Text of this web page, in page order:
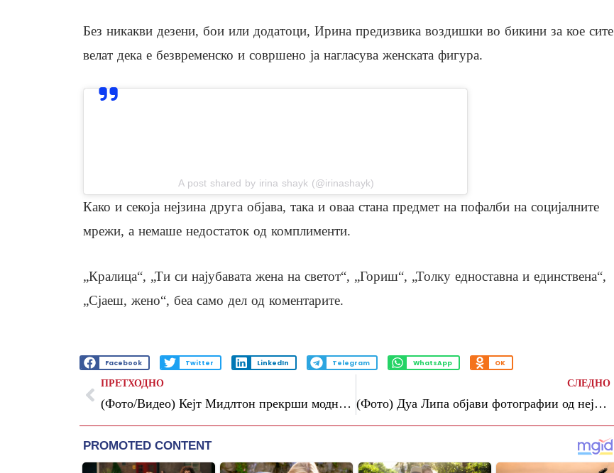
Без никакви дезени, бои или додатоци, Ирина предизвика воздишки во бикини за кое сите
велат дека е безвременско и совршено ја нагласува женската фигура.
A post shared by irina shayk (@irinashayk)
Како и секоја нејзина друга објава, така и оваа стана предмет на пофалби на социјалните
мрежи, а немаше недостаток од комплименти.
„Кралица“, „Ти си најубавата жена на светот“, „Гориш“, „Толку едноставна и единствена“,
„Сјаеш, жено“, беа само дел од коментарите.
Facebook Twitter LinkedIn Telegram WhatsApp OK
ПРЕТХОДНО
(Фото/Видео) Кејт Мидлтон прекрши модно правило – и никогаш не изгледала поубаво
СЛЕДНО
(Фото) Дуа Липа објави фотографии од нејзината свадба